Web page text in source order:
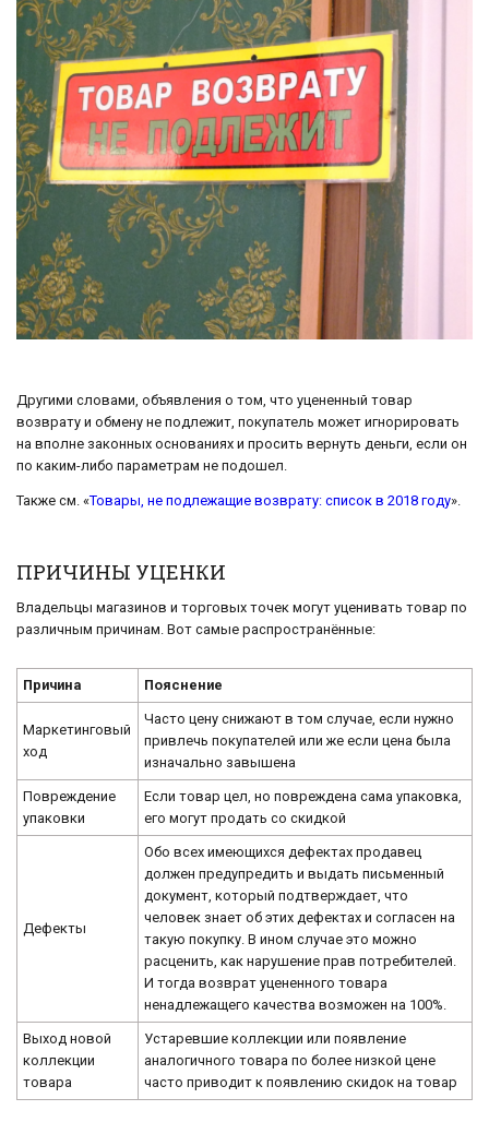
Другими словами, объявления о том, что уцененный товар
возврату и обмену не подлежит, покупатель может игнорировать
на вполне законных основаниях и просить вернуть деньги, если он
по каким-либо параметрам не подошел.
Также см. «Товары, не подлежащие возврату: список в 2018 году».
ПРИЧИНЫ УЦЕНКИ
Владельцы магазинов и торговых точек могут уценивать товар по
различным причинам. Вот самые распространённые:
Причина Пояснение
Маркетинговый
ход
Часто цену снижают в том случае, если нужно
привлечь покупателей или же если цена была
изначально завышена
Повреждение
упаковки
Если товар цел, но повреждена сама упаковка,
его могут продать со скидкой
Дефекты
Обо всех имеющихся дефектах продавец
должен предупредить и выдать письменный
документ, который подтверждает, что
человек знает об этих дефектах и согласен на
такую покупку. В ином случае это можно
расценить, как нарушение прав потребителей.
И тогда возврат уцененного товара
ненадлежащего качества возможен на 100%.
Выход новой
коллекции
товара
Устаревшие коллекции или появление
аналогичного товара по более низкой цене
часто приводит к появлению скидок на товар